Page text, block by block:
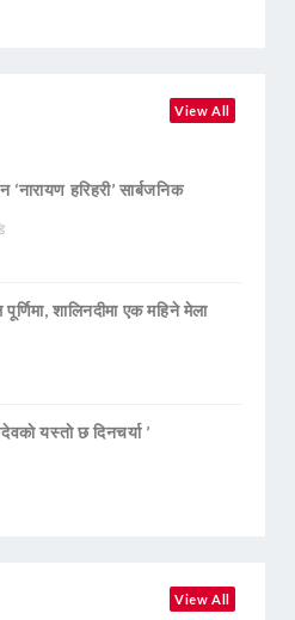
View All
हरिहरी’ सार्बजनिक
शालिनदीमा एक महिने मेला
यस्ताे छ दिनचर्या ’
View All